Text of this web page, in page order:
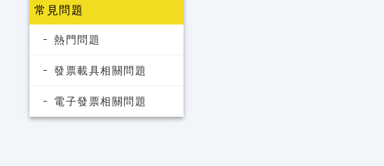
常見問題
熱門問題
發票載具相關問題
電子發票相關問題